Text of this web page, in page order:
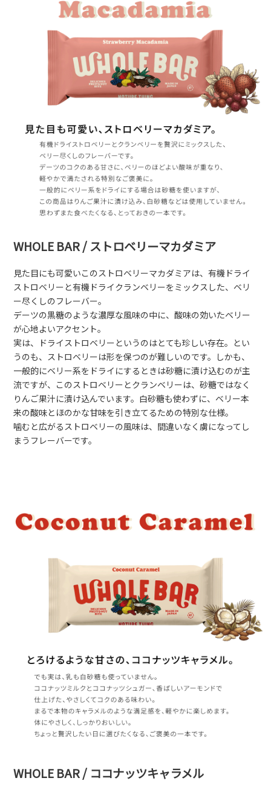
WHOLE BAR / ストロベリーマカダミア
見た目にも可愛いこのストロベリーマカダミアは、有機ドライ
ストロベリーと有機ドライクランベリーをミックスした、ベリ
ー尽くしのフレーバー。
デーツの黒糖のような濃厚な風味の中に、酸味の効いたベリー
が心地よいアクセント。
実は、ドライストロベリーというのはとても珍しい存在。とい
うのも、ストロベリーは形を保つのが難しいのです。しかも、
一般的にベリー系をドライにするときは砂糖に漬け込むのが主
流ですが、このストロベリーとクランベリーは、砂糖ではなく
りんご果汁に漬け込んでいます。白砂糖も使わずに、ベリー本
来の酸味とほのかな甘味を引き立てるための特別な仕様。
噛むと広がるストロベリーの風味は、間違いなく虜になってし
まうフレーバーです。
WHOLE BAR / ココナッツキャラメル